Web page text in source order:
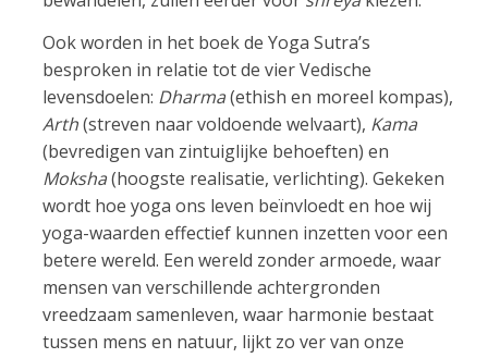
Ook worden in het boek de Yoga Sutra’s
besproken in relatie tot de vier Vedische
levensdoelen: Dharma(ethish en moreel kompas),
Arth(streven naar voldoende welvaart), Kama
(bevredigen van zintuiglijke behoeften) en
Moksha(hoogste realisatie, verlichting). Gekeken
wordt hoe yoga ons leven beïnvloedt en hoe wij
yoga-waarden effectief kunnen inzetten voor een
betere wereld. Een wereld zonder armoede, waar
mensen van verschillende achtergronden
vreedzaam samenleven, waar harmonie bestaat
tussen mens en natuur, lijkt zo ver van onze